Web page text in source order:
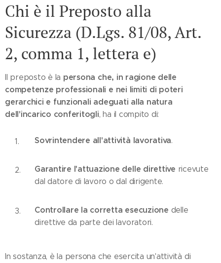
Chi è il Preposto alla
Sicurezza (D.Lgs. 81/08, Art.
2, comma 1, lettera e)
Il preposto è la persona che, in ragione delle
competenze professionali e nei limiti di poteri
gerarchici e funzionali adeguati alla natura
dell'incarico conferitogli, ha il compito di:
Sovrintendere all'attività lavorativa.
Garantire l'attuazione delle direttive ricevute
dal datore di lavoro o dal dirigente.
Controllare la corretta esecuzione delle
direttive da parte dei lavoratori.
In sostanza, è la persona che esercita un'attività di